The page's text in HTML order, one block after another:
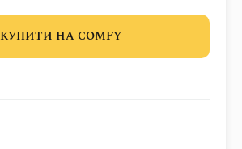
КУПИТИ НА COMFY